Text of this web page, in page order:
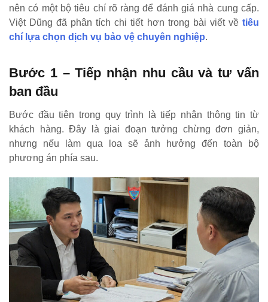
nên có một bộ tiêu chí rõ ràng để đánh giá nhà cung cấp.
Việt Dũng đã phân tích chi tiết hơn trong bài viết về tiêu
chí lựa chọn dịch vụ bảo vệ chuyên nghiệp.
Bước 1 – Tiếp nhận nhu cầu và tư vấn
ban đầu
Bước đầu tiên trong quy trình là tiếp nhận thông tin từ
khách hàng. Đây là giai đoạn tưởng chừng đơn giản,
nhưng nếu làm qua loa sẽ ảnh hưởng đến toàn bộ
phương án phía sau.